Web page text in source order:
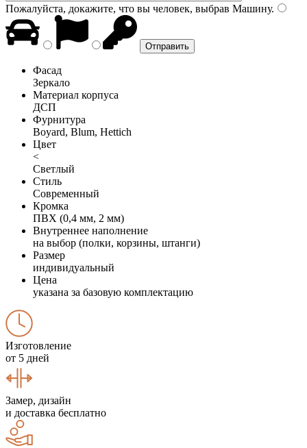
Пожалуйста, докажите, что вы человек, выбрав Машину.
Фасад
Зеркало
Материал корпуса
ДСП
Фурнитура
Boyard, Blum, Hettich
Цвет
<
Светлый
Стиль
Современный
Кромка
ПВХ (0,4 мм, 2 мм)
Внутреннее наполнение
на выбор (полки, корзины, штанги)
Размер
индивидуальный
Цена
указана за базовую комплектацию
Изготовление
от 5 дней
Замер, дизайн
и доставка бесплатно